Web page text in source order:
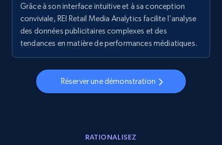
more.
5.6K+ 875+ Commencer
Walmart - products - Discover products by
using sku numbers
Grâce à son interface intuitive et à sa conception
conviviale, REI Retail Media Analytics facilite l'analyse
des données publicitaires complexes et des
tendances en matière de performances médiatiques.
Réserver une démonstration
RATIONALISEZ